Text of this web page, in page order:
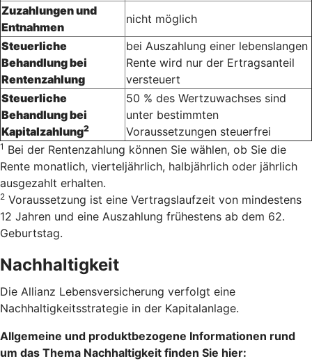
Zuzahlungen und
Entnahmen
nicht möglich
Steuerliche
Behandlung bei
Rentenzahlung
bei Auszahlung einer lebenslangen
Rente wird nur der Ertragsanteil
versteuert
Steuerliche
Behandlung bei
Kapitalzahlung2
50 % des Wertzuwachses sind
unter bestimmten
Voraussetzungen steuerfrei
1 Bei der Rentenzahlung können Sie wählen, ob Sie die
Rente monatlich, vierteljährlich, halbjährlich oder jährlich
ausgezahlt erhalten.
2 Voraussetzung ist eine Vertragslaufzeit von mindestens
12 Jahren und eine Auszahlung frühestens ab dem 62.
Geburtstag.
Nachhaltigkeit
Die Allianz Lebensversicherung verfolgt eine
Nachhaltigkeitsstrategie in der Kapitalanlage.
Allgemeine und produktbezogene Informationen rund
um das Thema Nachhaltigkeit finden Sie hier: